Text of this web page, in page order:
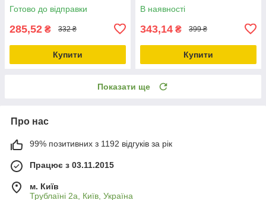
Готово до відправки
285,52 ₴ 332 ₴
Купити
В наявності
343,14 ₴ 399 ₴
Купити
Показати ще
Про нас
99% позитивних з 1192 відгуків за рік
Працює з 03.11.2015
м. Київ
Трублаїні 2а, Київ, Україна